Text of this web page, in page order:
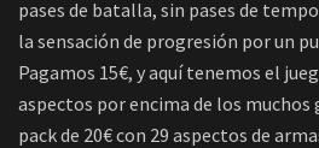
pases de batalla, sin pases de
la sensación de progresión por un
Pagamos 15€, y aquí tenemos el
aspectos por encima de los muchos
pack de 20€ con 29 aspectos de